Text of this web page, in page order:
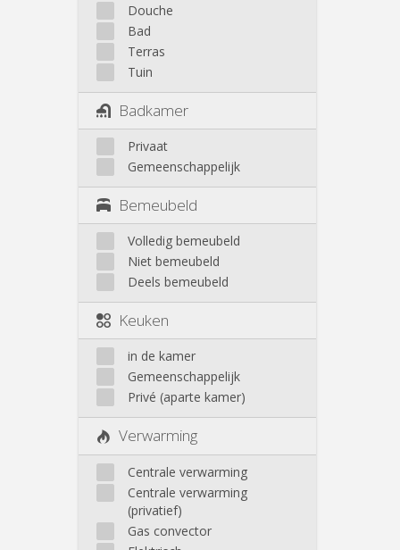
Douche
Bad
Terras
Tuin
Badkamer
Privaat
Gemeenschappelijk
Bemeubeld
Volledig bemeubeld
Niet bemeubeld
Deels bemeubeld
Keuken
in de kamer
Gemeenschappelijk
Privé (aparte kamer)
Verwarming
Centrale verwarming
Centrale verwarming
(privatief)
Gas convector